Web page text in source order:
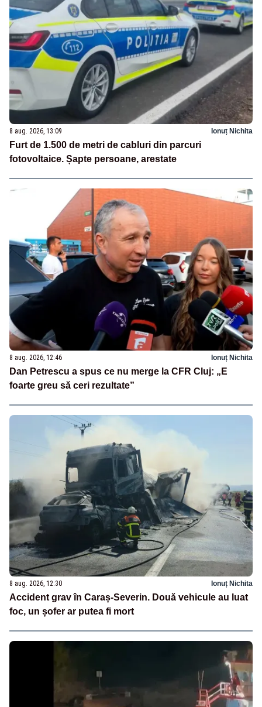
8 aug. 2026, 13:09 Ionuț Nichita
Furt de 1.500 de metri de cabluri din parcuri
fotovoltaice. Șapte persoane, arestate
8 aug. 2026, 12:46 Ionuț Nichita
Dan Petrescu a spus ce nu merge la CFR Cluj: „E
foarte greu să ceri rezultate”
8 aug. 2026, 12:30 Ionuț Nichita
Accident grav în Caraș-Severin. Două vehicule au luat
foc, un șofer ar putea fi mort